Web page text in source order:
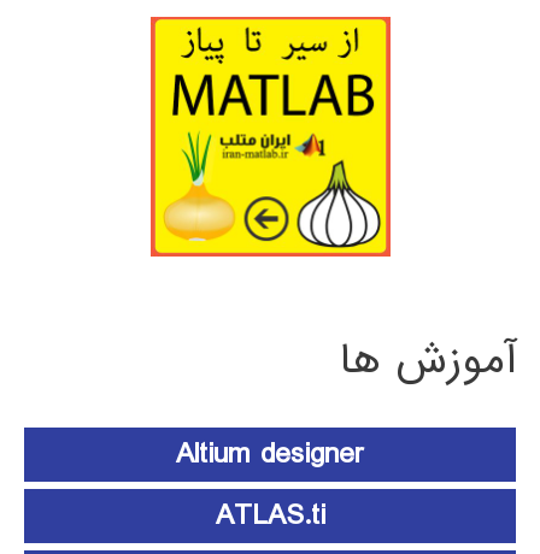
آموزش ها
Altium designer
ATLAS.ti